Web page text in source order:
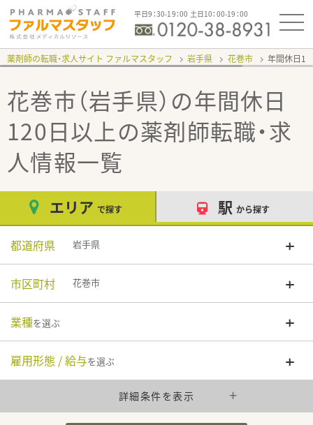
平日9：30-19：00 土日10：00-19：00
薬剤師の転職・求人サイト ファルマスタッフ 岩手県 花巻市 年間休日
花巻市（岩手県）の年間休日
120日以上の薬剤師転職・求
人情報一覧
エリア で探す 駅 から探す
都道府県 岩手県
市区町村 花巻市
業種を選ぶ
雇用形態 / 給与を選ぶ
詳細条件を表示